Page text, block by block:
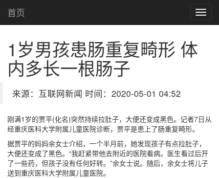
首页
1岁男孩患肠重复畸形 体
内多长一根肠子
来源：互联网新闻 时间：2020-05-01 04:52
刚满1岁的贾平(化名)突然持续拉肚子，大便还变成黑色。记者7日从
经重庆医科大学附属儿童医院诊断，贾平是患上了肠重复畸形。
据贾平的妈妈余女士介绍，一个半月前，她发现孩子有点拉肚子，
大便还变成了黑色。“我赶紧带他去附近的医院看病。医生看过后开
了一些药，但孩子没有任何好转。”余女士说。随后，余女士将儿子
送到重庆医科大学附属儿童医院。